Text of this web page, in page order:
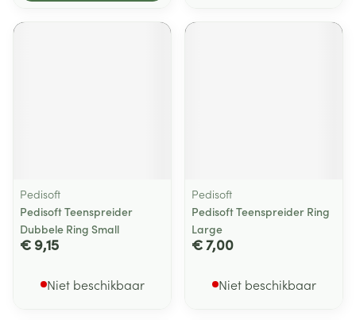
Pedisoft
Pedisoft Teenspreider
Dubbele Ring Small
€ 9,15
Niet beschikbaar
Pedisoft
Pedisoft Teenspreider Ring
Large
€ 7,00
Niet beschikbaar